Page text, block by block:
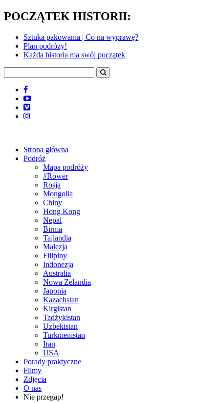
POCZĄTEK HISTORII:
Sztuka pakowania | Co na wyprawę?
Plan podróży!
Każda historia ma swój początek
Strona główna
Podróż
Mapa podróży
#Rower
Rosja
Mongolia
Chiny
Hong Kong
Nepal
Birma
Tajlandia
Malezja
Filipiny
Indonezja
Australia
Nowa Zelandia
Japonia
Kazachstan
Kirgistan
Tadżykistan
Uzbekistan
Turkmenistan
Iran
USA
Porady praktyczne
Filmy
Zdjęcia
O nas
Nie przegap!